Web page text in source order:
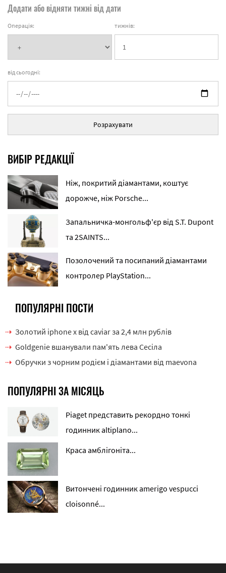
Додати або відняти тижні від дати
Операція: тижнів:
від сьогодні:
Розрахувати
ВИБІР РЕДАКЦІЇ
Ніж, покритий діамантами, коштує
дорожче, ніж Porsche...
Запальничка-монгольф'єр від S.T. Dupont
та 2SAINTS...
Позолочений та посипаний діамантами
контролер PlayStation...
ПОПУЛЯРНІ ПОСТИ
Золотий iphone x від caviar за 2,4 млн рублів
Goldgenie вшанували пам'ять лева Сесіла
Обручки з чорним родієм і діамантами від maevona
ПОПУЛЯРНІ ЗА МІСЯЦЬ
Piaget представить рекордно тонкі
годинник altiplano...
Краса амблігоніта...
Витончені годинник amerigo vespucci
cloisonné...